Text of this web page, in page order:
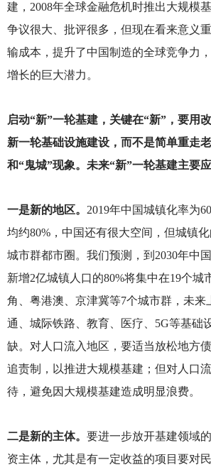
建，2008年全球金融危机时推出大规模
争议很大、批评很多，但现在看来意义
输成本，提升了中国制造的全球竞争力
增长的巨大潜力。
启动“新”一轮基建，关键在“新”，要用
新一轮基础设施建设，而不是简单重走
和“鬼城”现象。未来“新”一轮基建主要
一是新的地区。 2019年中国城镇化率为
均约80%，中国还有很大空间，但城镇
城市群都市圈。我们预测，到2030年中
新增2亿城镇人口的80%将集中在19个城
角、粤港澳、京津冀等7个城市群，未来
通、城际铁路、教育、医疗、5G等基础
缺。对人口流入地区，要适当放松地方
追责制，以推进大规模基建；但对人口
待，避免因大规模基建造成明显浪费。
二是新的主体。 要进一步放开基建领域
资主体，尤其是有一定收益的项目要对